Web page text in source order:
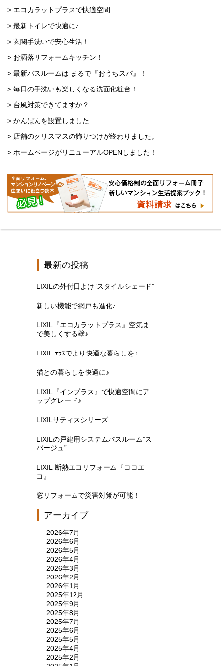
> エコカラットプラスで快適空間
> 最新トイレで快適に♪
> 玄関手洗いで安心生活！
> お洒落リフォームキッチン！
> 最新バスルームは まるで『おうちスパ』！
> 毎日の手洗いも楽しくなる洗面化粧台！
> 台風対策できてますか？
> かんばんを設置しました
> 店舗のクリスマスの飾りつけが終わりました。
> ホームページがリニューアルOPENしました！
最新の投稿
LIXILの外付日よけ”スタイルシェード”
新しい機能で網戸も進化♪
LIXIL『エコカラットプラス』空気ま
で美しくする壁♪
LIXIL ﾃﾗｽでより快適な暮らしを♪
猫との暮らしを快適に♪
LIXIL『インプラス』で快適空間にア
ップグレード♪
LIXILサティスシリーズ
LIXILの戸建用システムバスルーム”ス
パージュ”
LIXIL 断熱エコリフォーム『ココエ
コ』
窓リフォームで災害対策が可能！
アーカイブ
2026年7月
2026年6月
2026年5月
2026年4月
2026年3月
2026年2月
2026年1月
2025年12月
2025年9月
2025年8月
2025年7月
2025年6月
2025年5月
2025年4月
2025年2月